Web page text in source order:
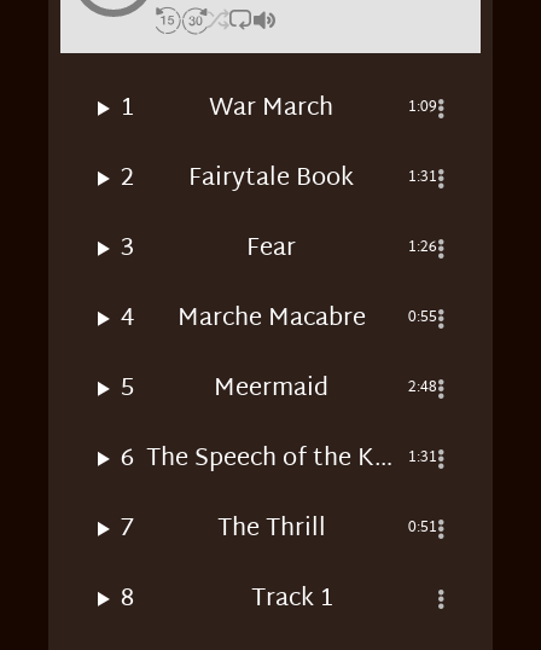
1 War March 1:09
2 Fairytale Book 1:31
3 Fear 1:26
4 Marche Macabre 0:55
5 Meermaid 2:48
6 The Speech of the King 1:31
7 The Thrill 0:51
8 Track 1